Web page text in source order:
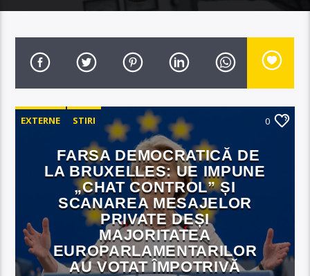
EXTERNE STIRI 0
FARSA DEMOCRATICĂ DE
LA BRUXELLES: UE IMPUNE
„CHAT CONTROL” ȘI
SCANAREA MESAJELOR
PRIVATE DEȘI
MAJORITATEA
EUROPARLAMENTARILOR
AU VOTAT ÎMPOTRIVĂ